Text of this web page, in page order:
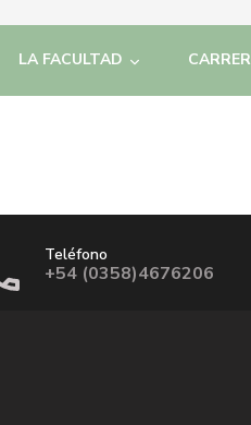
LA FACULTAD
Teléfono
+54 (0358)4676206